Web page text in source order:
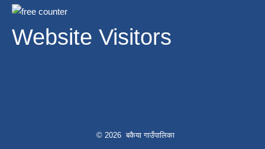
Website Visitors
© 2026 बकैया गाउँपालिका